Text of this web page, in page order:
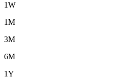
1W
1M
3M
6M
1Y